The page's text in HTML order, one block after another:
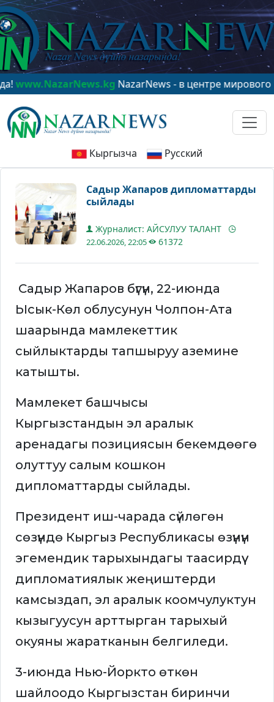
NazarNews - в центре мирового внимания!
Кыргызча Русский
Садыр Жапаров дипломаттарды
сыйлады
Журналист: АЙСУЛУУ ТАЛАНТ
22.06.2026, 22:05 61372
Садыр Жапаров бүгүн, 22-июнда
Ысык-Көл облусунун Чолпон-Ата
шаарында мамлекеттик
сыйлыктарды тапшыруу аземине
катышты.
Мамлекет башчысы
Кыргызстандын эл аралык
аренадагы позициясын бекемдөөгө
олуттуу салым кошкон
дипломаттарды сыйлады.
Президент иш-чарада сүйлөгөн
сөзүндө Кыргыз Республикасы өзүнүн
эгемендик тарыхындагы таасирдүү
дипломатиялык жеңиштерди
камсыздап, эл аралык коомчулуктун
кызыгуусун арттырган тарыхый
окуяны жаратканын белгиледи.
3-июнда Нью-Йоркто өткөн
шайлоодо Кыргызстан биринчи